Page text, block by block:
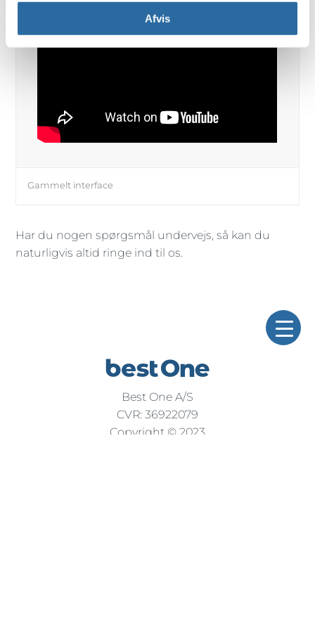
Afvis
Gammelt interface
Har du nogen spørgsmål undervejs, så kan du
naturligvis altid ringe ind til os.
Best One A/S
CVR: 36922079
Copyright © 2023